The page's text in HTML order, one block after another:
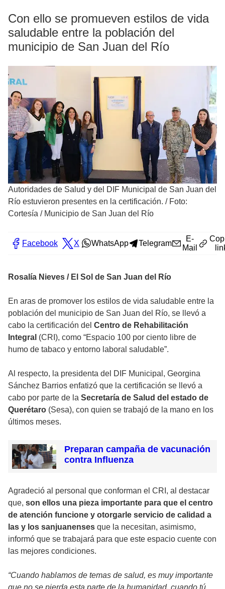
Con ello se promueven estilos de vida
saludable entre la población del
municipio de San Juan del Río
Autoridades de Salud y del DIF Municipal de San Juan del
Río estuvieron presentes en la certificación. / Foto:
Cortesía / Municipio de San Juan del Río
Facebook X WhatsApp Telegram
E-
Mail
Rosalía Nieves / El Sol de San Juan del Río
En aras de promover los estilos de vida saludable entre la
población del municipio de San Juan del Río, se llevó a
cabo la certificación del Centro de Rehabilitación
Integral (CRI), como “Espacio 100 por ciento libre de
humo de tabaco y entorno laboral saludable”.
Al respecto, la presidenta del DIF Municipal, Georgina
Sánchez Barrios enfatizó que la certificación se llevó a
cabo por parte de la Secretaría de Salud del estado de
Querétaro (Sesa), con quien se trabajó de la mano en los
últimos meses.
Preparan campaña de vacunación
contra Influenza
Agradeció al personal que conforman el CRI, al destacar
que, son ellos una pieza importante para que el centro
de atención funcione y otorgarle servicio de calidad a
las y los sanjuanenses que la necesitan, asimismo,
informó que se trabajará para que este espacio cuente con
las mejores condiciones.
“Cuando hablamos de temas de salud, es muy importante